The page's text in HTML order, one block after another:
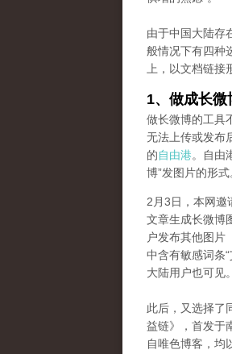
由于中国大陆存
般情况下有四种
上，以文档链
1、做成长微
做长微博的工具
无法上传或发布
的自由港。自由
博”发图片的形式
2月3日，本网邀
文章生成长微博
户发布其他图
中含有敏感词条
大陆用户也可见
此后，又选择了
益链》，首发于
自唯色博客，均